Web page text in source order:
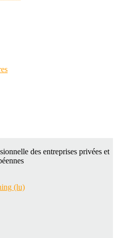
des entreprises privées et
(lu)